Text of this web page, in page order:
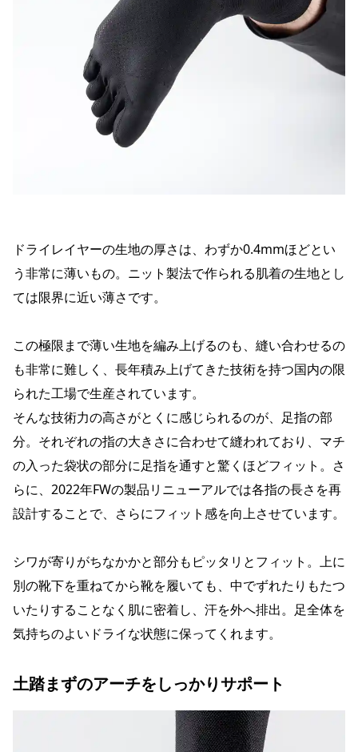
ドライレイヤーの生地の厚さは、わずか0.4mmほどとい
う非常に薄いもの。ニット製法で作られる肌着の生地とし
ては限界に近い薄さです。
この極限まで薄い生地を編み上げるのも、縫い合わせるの
も非常に難しく、長年積み上げてきた技術を持つ国内の限
られた工場で生産されています。
そんな技術力の高さがとくに感じられるのが、足指の部
分。それぞれの指の大きさに合わせて縫われており、マチ
の入った袋状の部分に足指を通すと驚くほどフィット。さ
らに、2022年FWの製品リニューアルでは各指の長さを再
設計することで、さらにフィット感を向上させています。
シワが寄りがちなかかと部分もピッタリとフィット。上に
別の靴下を重ねてから靴を履いても、中でずれたりもたつ
いたりすることなく肌に密着し、汗を外へ排出。足全体を
気持ちのよいドライな状態に保ってくれます。
土踏まずのアーチをしっかりサポート